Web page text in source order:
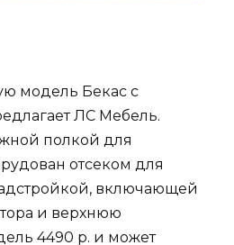
модель Бекас с
ЛС Мебель.
полкой для
отсеком для
включающей
и верхнюю
4490 р. и может